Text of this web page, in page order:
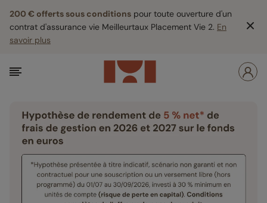
200 € offerts sous conditions pour toute ouverture d'un
contrat d'assurance vie Meilleurtaux Placement Vie 2. En
savoir plus